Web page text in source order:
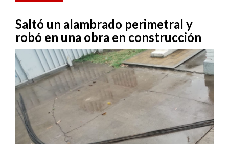
Saltó un alambrado perimetral y
robó en una obra en construcción